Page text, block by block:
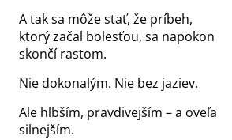
A tak sa môže stať, že príbeh,
ktorý začal bolesťou, sa napokon
skončí rastom.
Nie dokonalým. Nie bez jaziev.
Ale hlbším, pravdivejším – a oveľa
silnejším.